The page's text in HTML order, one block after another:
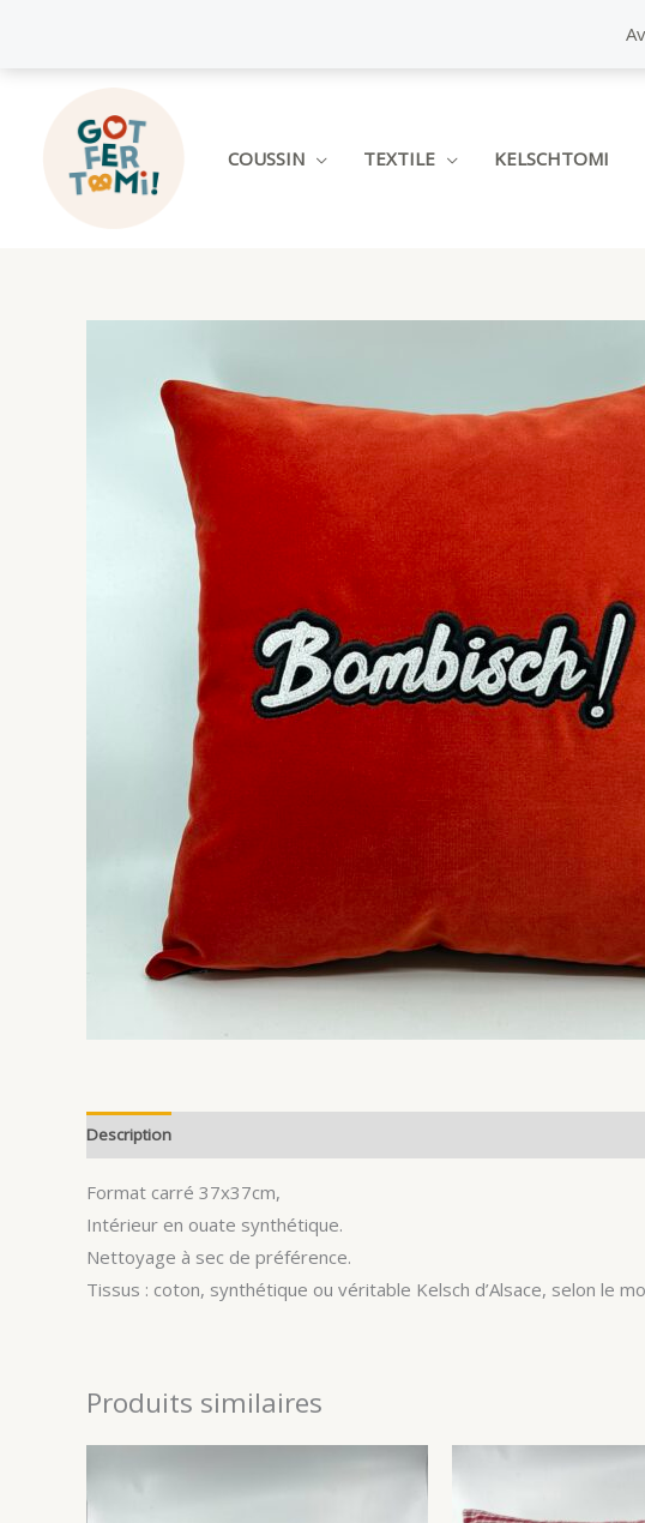
COUSSIN TEXTILE KELSCHTOMI
Description
Format carré 37x37cm,
Intérieur en ouate synthétique.
Nettoyage à sec de préférence.
Tissus : coton, synthétique ou véritable Kelsch d’Alsace, selon le
Produits similaires